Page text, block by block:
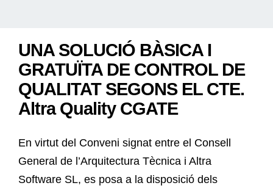
UNA SOLUCIÓ BÀSICA I
GRATUÏTA DE CONTROL DE
QUALITAT SEGONS EL CTE.
Altra Quality CGATE
En virtut del Conveni signat entre el Consell
General de l’Arquitectura Tècnica i Altra
Software SL, es posa a la disposició dels